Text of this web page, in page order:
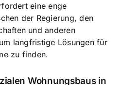
eine enge
der Regierung, den
und anderen
langfristige Lösungen für
zu finden.
Wohnungsbaus in